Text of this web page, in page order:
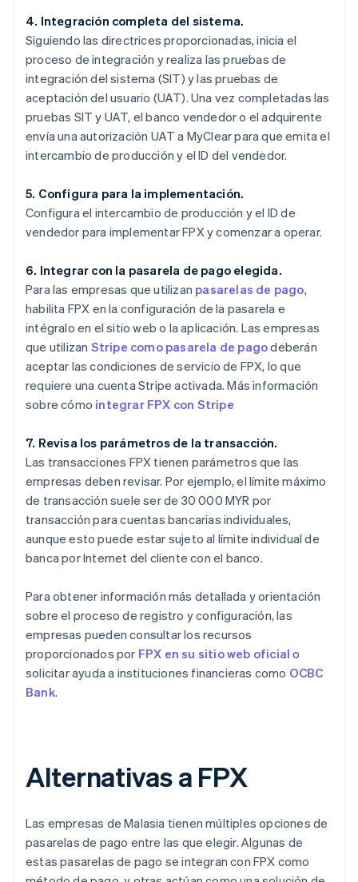
4. Integración completa del sistema.
Siguiendo las directrices proporcionadas, inicia el
proceso de integración y realiza las pruebas de
integración del sistema (SIT) y las pruebas de
aceptación del usuario (UAT). Una vez completadas las
pruebas SIT y UAT, el banco vendedor o el adquirente
envía una autorización UAT a MyClear para que emita el
intercambio de producción y el ID del vendedor.
5. Configura para la implementación.
Configura el intercambio de producción y el ID de
vendedor para implementar FPX y comenzar a operar.
6. Integrar con la pasarela de pago elegida.
Para las empresas que utilizan pasarelas de pago,
habilita FPX en la configuración de la pasarela e
intégralo en el sitio web o la aplicación. Las empresas
que utilizan Stripe como pasarela de pagodeberán
aceptar las condiciones de servicio de FPX, lo que
requiere una cuenta Stripe activada. Más información
sobre cómo integrar FPX con Stripe
7. Revisa los parámetros de la transacción.
Las transacciones FPX tienen parámetros que las
empresas deben revisar. Por ejemplo, el límite máximo
de transacción suele ser de 30 000 MYR por
transacción para cuentas bancarias individuales,
aunque esto puede estar sujeto al límite individual de
banca por Internet del cliente con el banco.
Para obtener información más detallada y orientación
sobre el proceso de registro y configuración, las
empresas pueden consultar los recursos
proporcionados por FPX en su sitio web oficial o
solicitar ayuda a instituciones financieras como OCBC
Bank.
Alternativas a FPX
Las empresas de Malasia tienen múltiples opciones de
pasarelas de pago entre las que elegir. Algunas de
estas pasarelas de pago se integran con FPX como